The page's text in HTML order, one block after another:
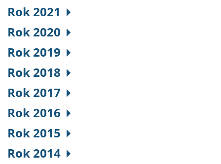
Rok 2021
Rok 2020
Rok 2019
Rok 2018
Rok 2017
Rok 2016
Rok 2015
Rok 2014